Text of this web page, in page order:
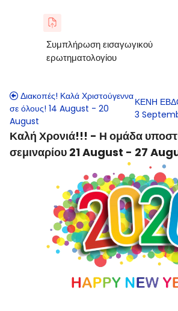
Συμπλήρωση εισαγωγικού
ερωτηματολογίου
Διακοπές! Καλά Χριστούγεννα
σε όλους! 14 August - 20
August
ΚΕΝΗ
3
Καλή Χρονιά!!! - Η ομάδα
σεμιναρίου 21 August - 27